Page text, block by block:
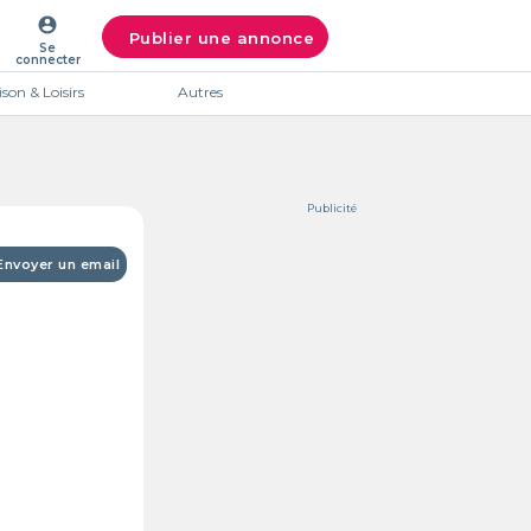
account_circle
Se
connecter
Publier une annonce
& Loisirs Autres
un email
Publicité